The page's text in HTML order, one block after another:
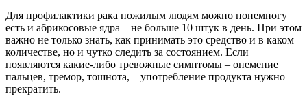
Для профилактики рака пожилым людям можно понемногу
есть и абрикосовые ядра – не больше 10 штук в день. При этом
важно не только знать, как принимать это средство и в каком
количестве, но и чутко следить за состоянием. Если
появляются какие-либо тревожные симптомы – онемение
пальцев, тремор, тошнота, – употребление продукта нужно
прекратить.